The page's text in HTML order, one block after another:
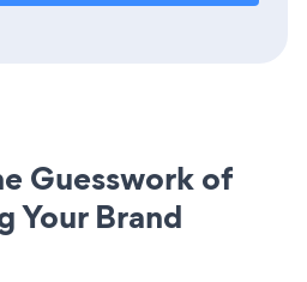
Guesswork of
Your Brand